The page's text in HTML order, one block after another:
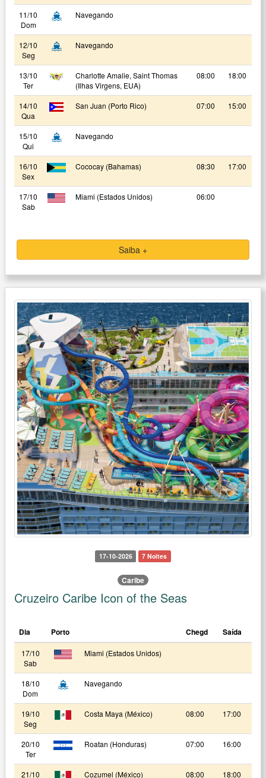
11/10
Dom
Navegando
12/10
Seg
Navegando
13/10
Ter
Charlotte Amalie, Saint Thomas
(Ilhas Virgens, EUA)
08:00 18:00
14/10
Qua
San Juan (Porto Rico) 07:00 15:00
15/10
Qui
Navegando
16/10
Sex
Cococay (Bahamas) 08:30 17:00
17/10
Sab
Miami (Estados Unidos) 06:00
Saiba +
17-10-2026 7 Noites
Caribe
Cruzeiro Caribe Icon of the Seas
Dia Porto Chegd Saída
17/10
Sab
Miami (Estados Unidos)
18/10
Dom
Navegando
19/10
Seg
Costa Maya (México) 08:00 17:00
20/10
Ter
Roatan (Honduras) 07:00 16:00
21/10 Cozumel (México) 08:00 18:00